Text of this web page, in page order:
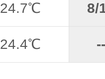
24.7℃ 8/
24.4℃ --